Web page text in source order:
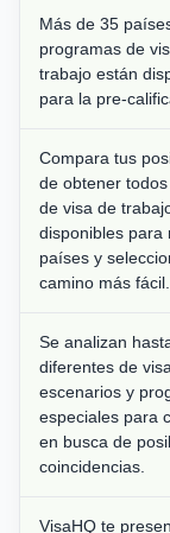
Más de 35
programas de
trabajo están
para la pre-
Compara tus
de obtener
de visa de
disponibles para
países y
camino más fácil.
Se analizan
diferentes de
escenarios y
especiales para
en busca de
coincidencias.
VisaHQ te